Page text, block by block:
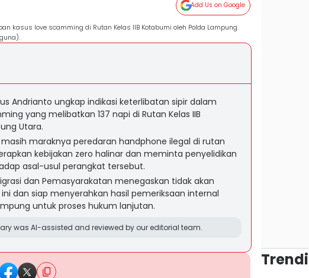
Add Us on Google
kasus love scamming di Rutan Kelas IIB Kotabumi oleh Polda Lampung.
Andrianto ungkap indikasi keterlibatan sipir dalam
yang melibatkan 137 napi di Rutan Kelas IIB
Utara.
maraknya peredaran handphone ilegal di rutan
kebijakan zero halinar dan meminta penyelidikan
asal-usul perangkat tersebut.
dan Pemasyarakatan menegaskan tidak akan
dan siap menyerahkan hasil pemeriksaan internal
untuk proses hukum lanjutan.
was AI-assisted and reviewed by our editorial team.